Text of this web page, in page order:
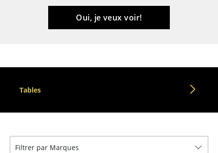
Poufs poires
Pièces détachées
Oui, je veux voir!
Tables
Filtrer par Marques